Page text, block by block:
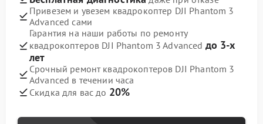
Привезем и увезем квадрокоптер DJI Phantom 3
Advanced сами
Гарантия на наши работы по ремонту
квадрокоптеров DJI Phantom 3 Advanced до 3-х
лет
Срочный ремонт квадрокоптеров DJI Phantom 3
Advanced в течении часа
Скидка для вас до 20%